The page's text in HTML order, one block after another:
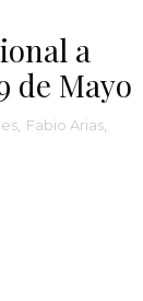
a
de Mayo
Fabio Arias